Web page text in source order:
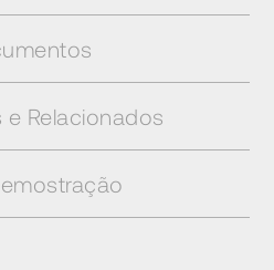
Relacionados